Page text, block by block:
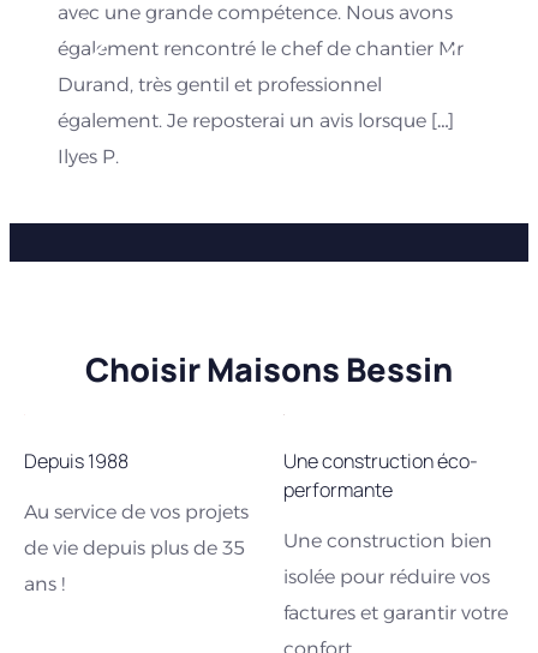
avec une grande compétence. Nous avons
également rencontré le chef de chantier Mr
Durand, très gentil et professionnel
également. Je reposterai un avis lorsque […]
Ilyes P.
Choisir Maisons Bessin
Depuis 1988
Au service de vos projets
de vie depuis plus de 35
ans !
Une construction éco-
performante
Une construction bien
isolée pour réduire vos
factures et garantir votre